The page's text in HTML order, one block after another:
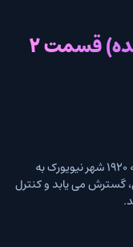
قسمت 2
زندگی اولیه و زندگی حرفه ای ویتو کورلئونه در دهه 1920 شهر نیویورک به
گسترش می یابد و کنترل